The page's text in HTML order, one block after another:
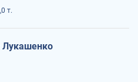
т.
Лукашенко